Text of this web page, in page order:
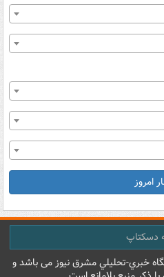
امروز
دسکتاپ
خبري-تحليلي مشرق نيوز می باشد و